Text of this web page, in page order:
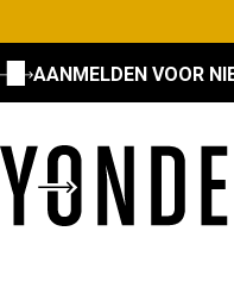
AANMELDEN VOOR